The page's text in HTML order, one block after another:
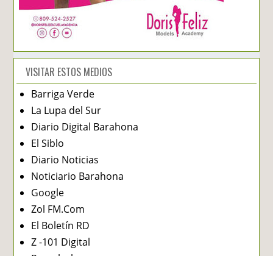
VISITAR ESTOS MEDIOS
Barriga Verde
La Lupa del Sur
Diario Digital Barahona
El Siblo
Diario Noticias
Noticiario Barahona
Google
Zol FM.Com
El Boletín RD
Z -101 Digital